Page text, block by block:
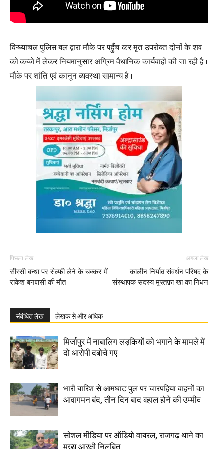
विन्ध्याचल पुलिस बल द्वारा मौके पर पहुँच कर मृत उपरोक्त दोनों के शव
को कब्जे में लेकर नियमानुसार अग्रिम वैधानिक कार्यवाही की जा रही है ।
मौके पर शांति एवं कानून व्यवस्था सामान्य है ।
पिछला लेख
सीरसी बन्धा पर सेल्फी लेने के चक्कर में
राकेश बनवासी की मौत
अगला लेख
कालीन निर्यात संवर्धन परिषद के
संस्थापक सदस्य मुस्तफ़ा खां का निधन
संबंधित लेख लेखक से और अधिक
मिर्जापुर में नाबालिग लड़कियों को भगाने के मामले में
दो आरोपी दबोचे गए
भारी बारिश से आमघाट पुल पर चारपहिया वाहनों का
आवागमन बंद, तीन दिन बाद बहाल होने की उम्मीद
सोशल मीडिया पर ऑडियो वायरल, राजगढ़ थाने का
मुख्य आरक्षी निलंबित